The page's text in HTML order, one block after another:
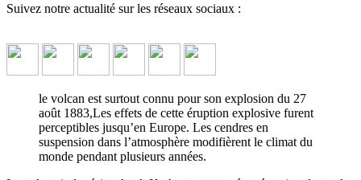
Suivez notre actualité sur les réseaux sociaux :
le volcan est surtout connu pour son explosion du 27
août 1883,Les effets de cette éruption explosive furent
perceptibles jusqu’en Europe. Les cendres en
suspension dans l’atmosphère modifièrent le climat du
monde pendant plusieurs années.